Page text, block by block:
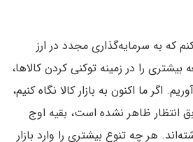
که به سرمایه‌گذاری مجدد در ارز
بیشتری را در زمینه توکنی کردن کالا‌ها،
اگر ما اکنون به بازار کالا نگاه کنیم،
انتظار ظاهر نشده است، بقیه اوج
هر چه تنوع بیشتری را وارد بازار